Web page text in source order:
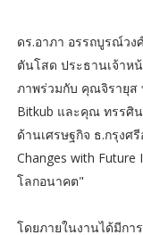
ดร.อาภา อรรถบูรณ์ว
ตันโสด ประธานเจ้าห
ภาพร่วมกับ คุณจิรายุส
Bitkub และคุณ ทรรศิ
ด้านเศรษฐกิจ ธ.กรุงศ
Changes with
โลกอนาคต"
โดยภายในงานได้มีกา